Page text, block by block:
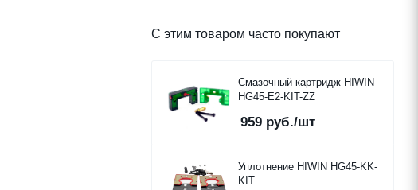
С этим товаром часто покупают
Смазочный картридж HIWIN
HG45-E2-KIT-ZZ
959 руб./шт
Уплотнение HIWIN HG45-KK-
KIT